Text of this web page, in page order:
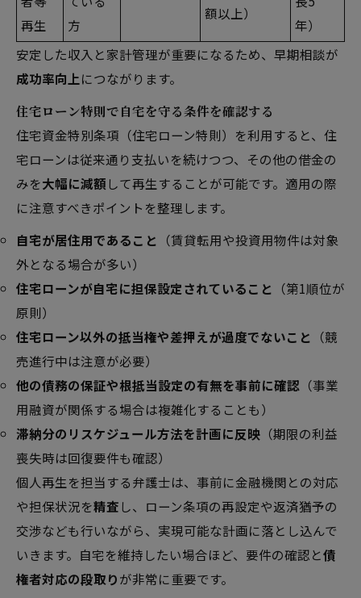
再生
方
額以上）
年）
安定した収入と家計管理が重要になるため、早期相談が
成功率向上につながります。
住宅ローン特則で自宅を守る条件を確認する
住宅資金特別条項（住宅ローン特則）を利用すると、住
宅ローンは従来通り支払いを続けつつ、その他の借金の
みを大幅に減額して再生することが可能です。適用の際
に注意すべきポイントを整理します。
自宅が居住用であること （賃貸転用や投資用物件は対象
外となる場合が多い）
住宅ローンが自宅に担保設定されていること （第1順位が
原則）
住宅ローン以外の抵当権や差押えが過度でないこと （競
売進行中は注意が必要）
他の債務の保証や根抵当設定の有無を事前に確認 （事業
用融資が関係する場合は複雑化することも）
滞納分のリスケジュール方法を計画に反映 （期限の利益
喪失時は回復要件も確認）
個人再生を担当する弁護士は、事前に金融機関との対応
や担保状況を精査し、ローン条項の再設定や返済猶予の
交渉なども行いながら、実現可能な計画に落とし込んで
いきます。自宅を維持したい場合ほど、要件の確認と債
権者対応の段取りが非常に重要です。